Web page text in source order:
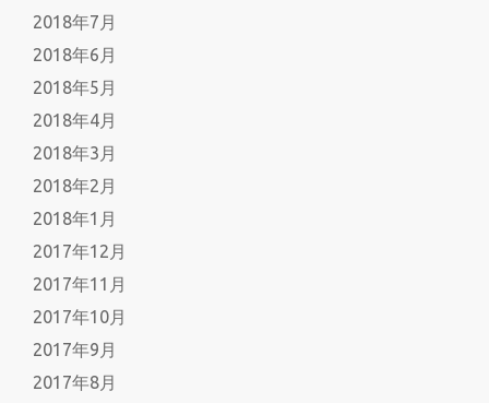
2018年7月
2018年6月
2018年5月
2018年4月
2018年3月
2018年2月
2018年1月
2017年12月
2017年11月
2017年10月
2017年9月
2017年8月